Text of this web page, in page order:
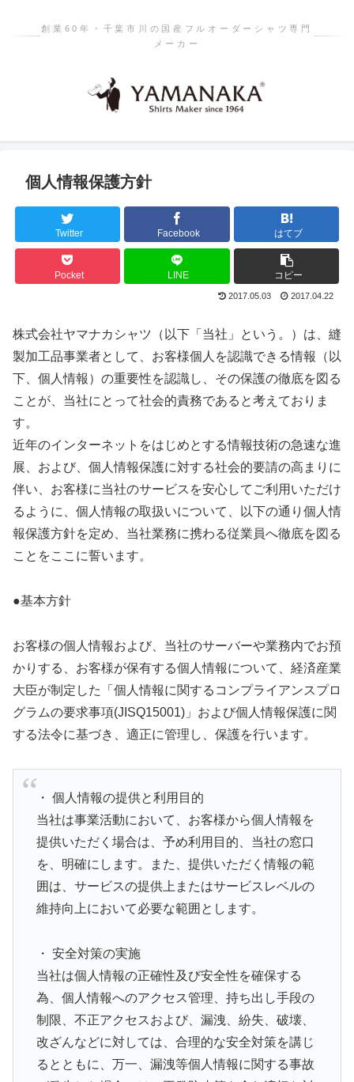
創業60年・千葉市川の国産フルオーダーシャツ専門
メーカー
個人情報保護方針
Twitter Facebook はてブ
Pocket LINE コピー
2017.05.03 2017.04.22
株式会社ヤマナカシャツ（以下「当社」という。）は、縫
製加工品事業者として、お客様個人を認識できる情報（以
下、個人情報）の重要性を認識し、その保護の徹底を図る
ことが、当社にとって社会的責務であると考えておりま
す。
近年のインターネットをはじめとする情報技術の急速な進
展、および、個人情報保護に対する社会的要請の高まりに
伴い、お客様に当社のサービスを安心してご利用いただけ
るように、個人情報の取扱いについて、以下の通り個人情
報保護方針を定め、当社業務に携わる従業員へ徹底を図る
ことをここに誓います。
●基本方針
お客様の個人情報および、当社のサーバーや業務内でお預
かりする、お客様が保有する個人情報について、経済産業
大臣が制定した「個人情報に関するコンプライアンスプロ
グラムの要求事項(JISQ15001)」および個人情報保護に関
する法令に基づき、適正に管理し、保護を行います。
・ 個人情報の提供と利用目的
当社は事業活動において、お客様から個人情報を
提供いただく場合は、予め利用目的、当社の窓口
を、明確にします。また、提供いただく情報の範
囲は、サービスの提供上またはサービスレベルの
維持向上において必要な範囲とします。
・ 安全対策の実施
当社は個人情報の正確性及び安全性を確保する
為、個人情報へのアクセス管理、持ち出し手段の
制限、不正アクセスおよび、漏洩、紛失、破壊、
改ざんなどに対しては、合理的な安全対策を講じ
るとともに、万一、漏洩等個人情報に関する事故